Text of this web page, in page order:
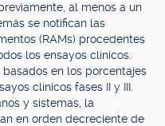
al menos a un
se notifican las
(RAMs) procedentes
los ensayos clínicos.
en los porcentajes
clínicos fases II y III.
y sistemas, la
en orden decreciente de